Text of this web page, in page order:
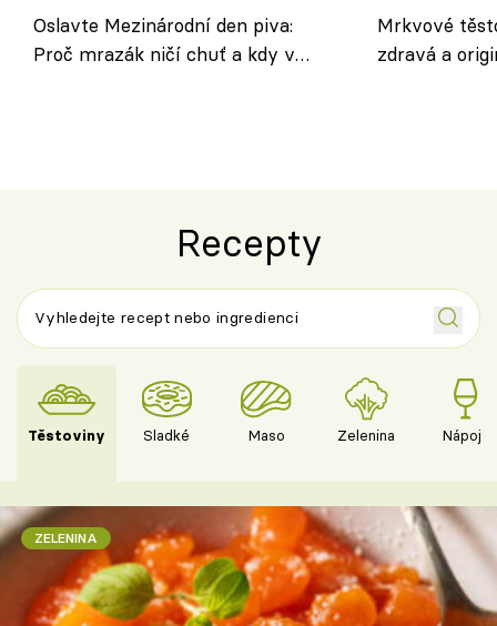
Oslavte Mezinárodní den piva:
Proč mrazák ničí chuť a kdy v
Mrkvové
zdravá a
Recepty
Těstoviny Sladké Maso Zelenina Nápoje
ZELENINA